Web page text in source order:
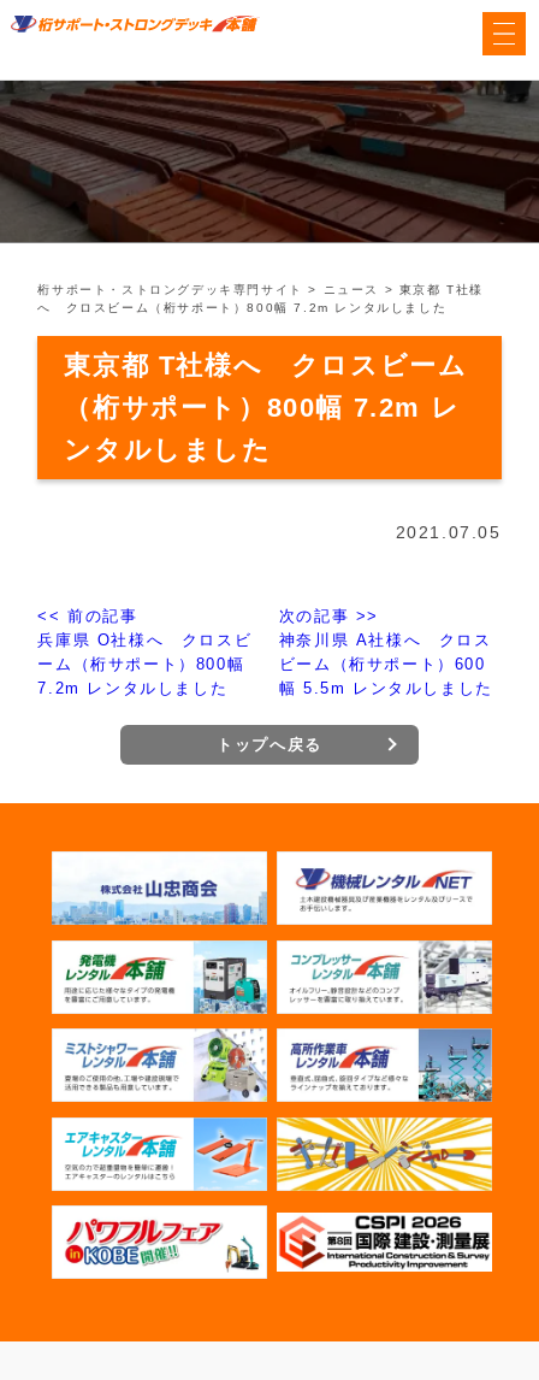
桁サポート・ストロングデッキ専門サイト > ニュース > 東京都 T社様
へ クロスビーム（桁サポート）800幅 7.2m レンタルしました
東京都 T社様へ クロスビーム
（桁サポート）800幅 7.2m レ
ンタルしました
2021.07.05
<< 前の記事
兵庫県 O社様へ クロスビ
ーム（桁サポート）800幅
7.2m レンタルしました
次の記事 >>
神奈川県 A社様へ クロス
ビーム（桁サポート）600
幅 5.5m レンタルしました
トップへ戻る